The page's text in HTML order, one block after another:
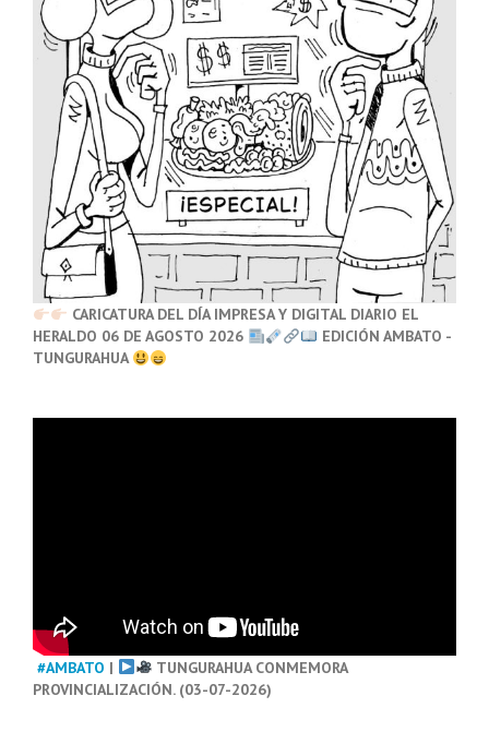
CARICATURA DEL DÍA IMPRESA Y DIGITAL DIARIO EL
HERALDO 06 DE AGOSTO 2026
EDICIÓN AMBATO -
TUNGURAHUA
#AMBATO |
TUNGURAHUA CONMEMORA
PROVINCIALIZACIÓN. (03-07-2026)